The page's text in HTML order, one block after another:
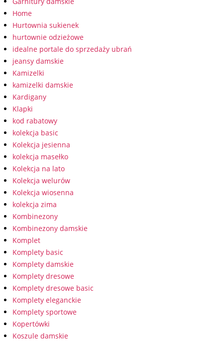
Home
Hurtownia sukienek
hurtownie odzieżowe
idealne portale do sprzedaży ubrań
jeansy damskie
Kamizelki
kamizelki damskie
Kardigany
Klapki
kod rabatowy
kolekcja basic
Kolekcja jesienna
kolekcja masełko
Kolekcja na lato
Kolekcja welurów
Kolekcja wiosenna
kolekcja zima
Kombinezony
Kombinezony damskie
Komplet
Komplety basic
Komplety damskie
Komplety dresowe
Komplety dresowe basic
Komplety eleganckie
Komplety sportowe
Kopertówki
Koszule damskie